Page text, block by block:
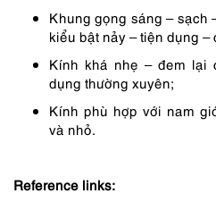
Khung gọng sáng – sạch
kiểu bật nảy – tiện dụng –
Kính khá nhẹ – đem lại
dụng thường xuyên;
Kính phù hợp với nam
và nhỏ.
Reference links: